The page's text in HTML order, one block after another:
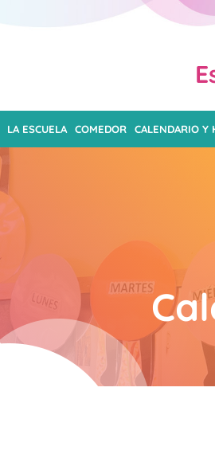
LA ESCUELA COMEDOR CALENDARIO Y